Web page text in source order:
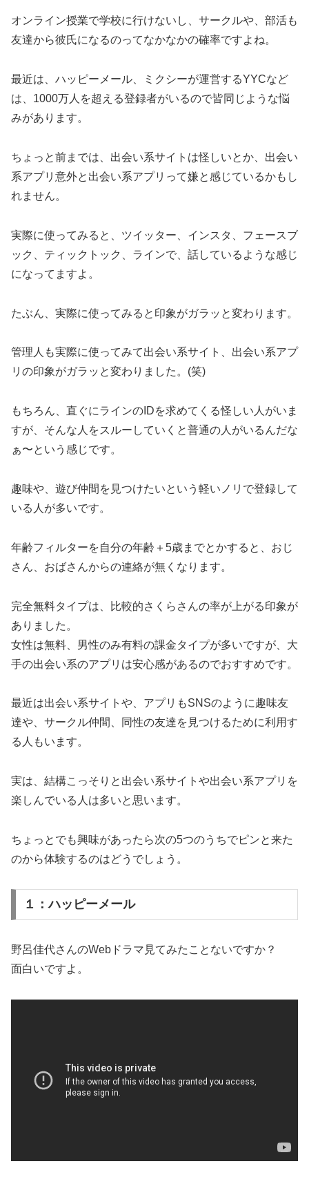
オンライン授業で学校に行けないし、サークルや、部活も
友達から彼氏になるのってなかなかの確率ですよね。
最近は、ハッピーメール、ミクシーが運営するYYCなど
は、1000万人を超える登録者がいるので皆同じような悩
みがあります。
ちょっと前までは、出会い系サイトは怪しいとか、出会い
系アプリ意外と出会い系アプリって嫌と感じているかもし
れません。
実際に使ってみると、ツイッター、インスタ、フェースブ
ック、ティックトック、ラインで、話しているような感じ
になってますよ。
たぶん、実際に使ってみると印象がガラッと変わります。
管理人も実際に使ってみて出会い系サイト、出会い系アプ
リの印象がガラッと変わりました。(笑)
もちろん、直ぐにラインのIDを求めてくる怪しい人がいま
すが、そんな人をスルーしていくと普通の人がいるんだな
ぁ〜という感じです。
趣味や、遊び仲間を見つけたいという軽いノリで登録して
いる人が多いです。
年齢フィルターを自分の年齢＋5歳までとかすると、おじ
さん、おばさんからの連絡が無くなります。
完全無料タイプは、比較的さくらさんの率が上がる印象が
ありました。
女性は無料、男性のみ有料の課金タイプが多いですが、大
手の出会い系のアプリは安心感があるのでおすすめです。
最近は出会い系サイトや、アプリもSNSのように趣味友
達や、サークル仲間、同性の友達を見つけるために利用す
る人もいます。
実は、結構こっそりと出会い系サイトや出会い系アプリを
楽しんでいる人は多いと思います。
ちょっとでも興味があったら次の5つのうちでピンと来た
のから体験するのはどうでしょう。
１：ハッピーメール
野呂佳代さんのWebドラマ見てみたことないですか？
面白いですよ。